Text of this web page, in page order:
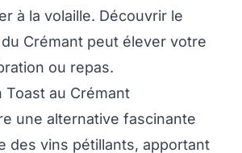
à la volaille. Découvrir le
Crémant peut élever votre
ou repas.
Toast au Crémant
une alternative fascinante
des vins pétillants, apportant